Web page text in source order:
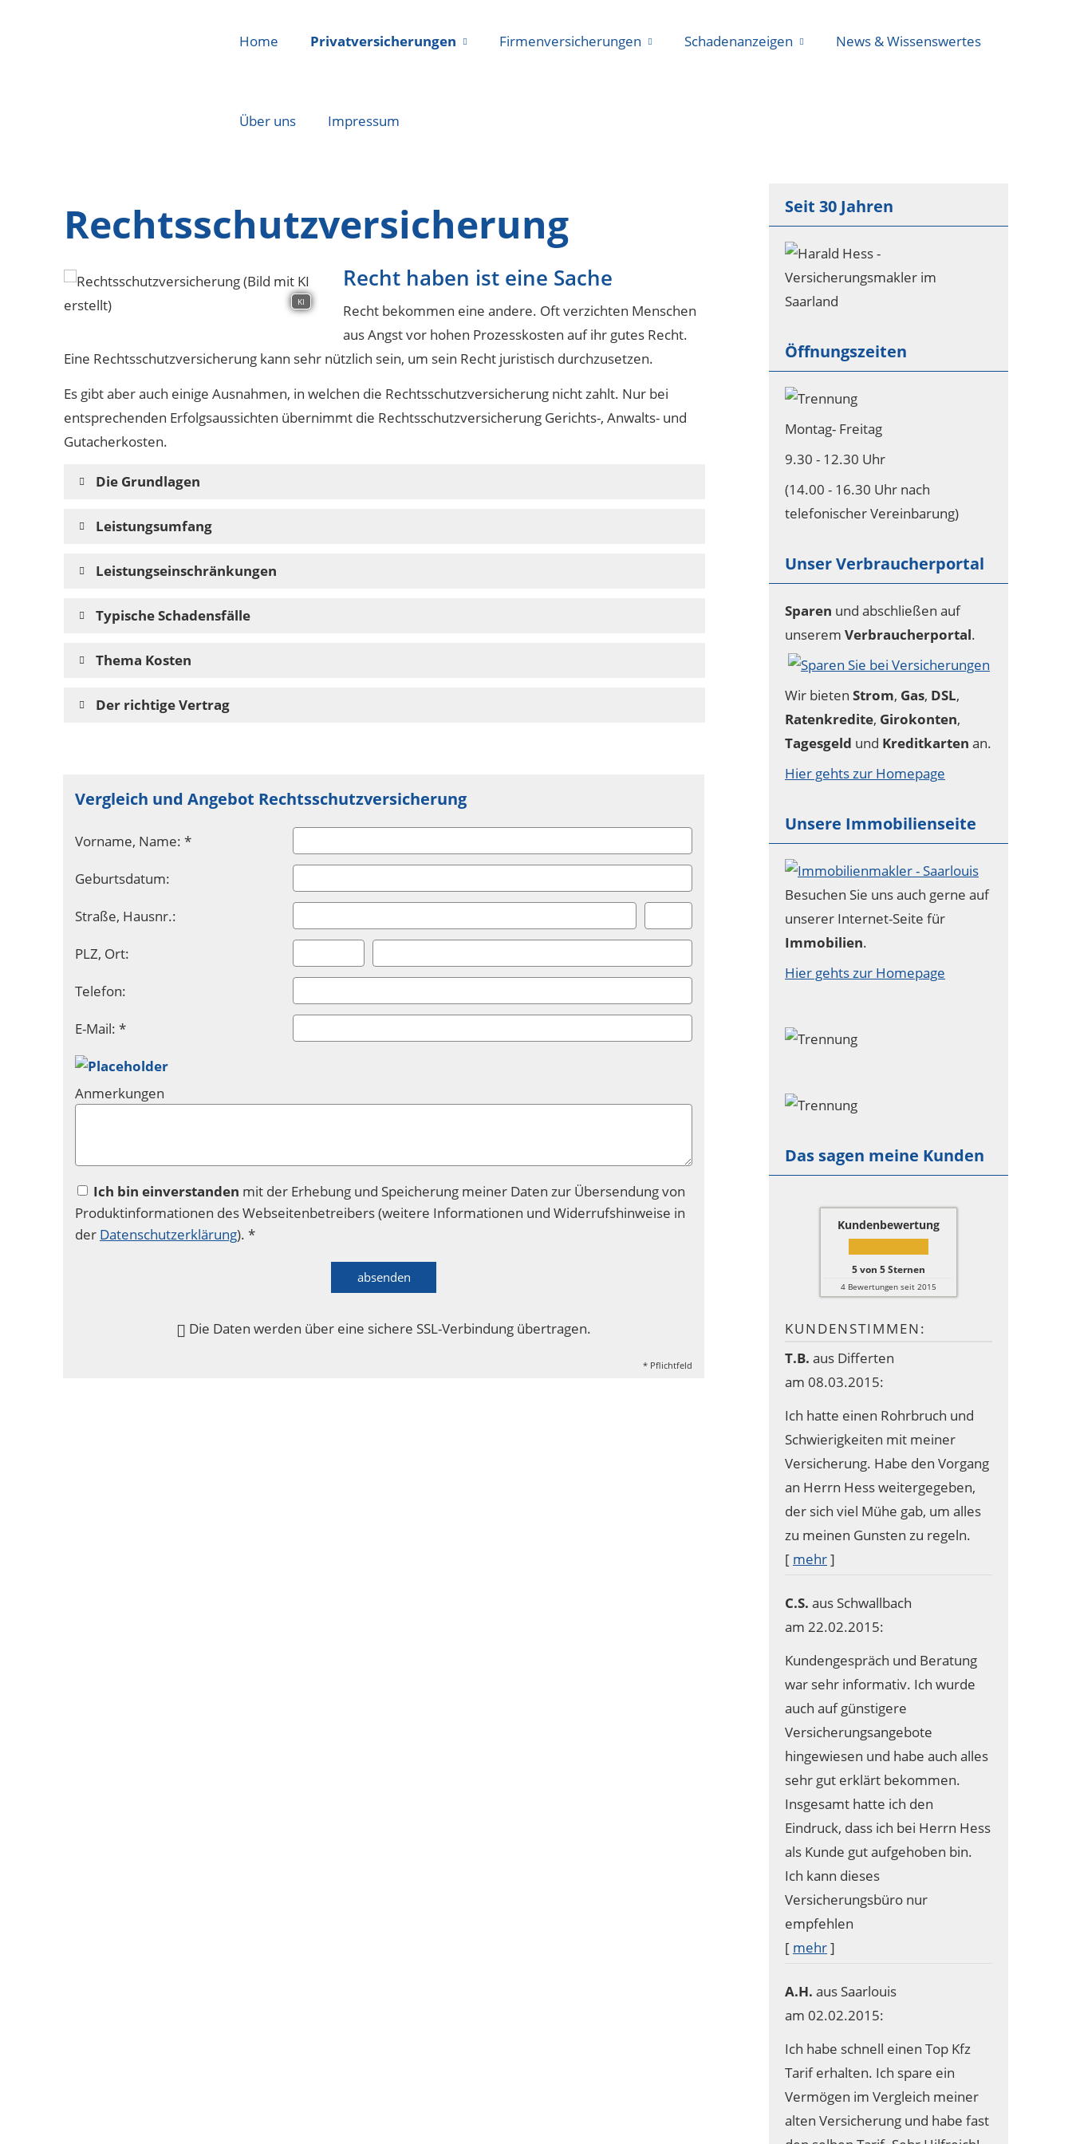
Home Privatversicherungen Firmenversicherungen Schadenanzeigen News & Wissenswertes
Über uns Impressum
Seit 30 Jahren
Öffnungszeiten
Montag- Freitag
9.30 - 12.30 Uhr
(14.00 - 16.30 Uhr nach
telefonischer Vereinbarung)
Unser Verbraucherportal
Sparen und abschließen auf
unserem Verbraucherportal.
Wir bieten Strom, Gas, DSL,
Ratenkredite, Girokonten,
Tagesgeld und Kreditkarten an.
Hier gehts zur Homepage
Unsere Immobilienseite
Besuchen Sie uns auch gerne auf
unserer Internet-Seite für
Immobilien.
Hier gehts zur Homepage
Das sagen meine Kunden
Kundenbewertung
5von 5Sternen
4 Bewertungen seit 2015
KUNDENSTIMMEN:
T.B. aus Differten
am 08.03.2015:
Ich hatte einen Rohrbruch und
Schwierigkeiten mit meiner
Versicherung. Habe den Vorgang
an Herrn Hess weitergegeben,
der sich viel Mühe gab, um alles
zu meinen Gunsten zu regeln.
[ mehr]
C.S. aus Schwallbach
am 22.02.2015:
Kundengespräch und Beratung
war sehr informativ. Ich wurde
auch auf günstigere
Versicherungsangebote
hingewiesen und habe auch alles
sehr gut erklärt bekommen.
Insgesamt hatte ich den
Eindruck, dass ich bei Herrn Hess
als Kunde gut aufgehoben bin.
Ich kann dieses
Versicherungsbüro nur
empfehlen
[ mehr]
A.H. aus Saarlouis
am 02.02.2015:
Ich habe schnell einen Top Kfz
Tarif erhalten. Ich spare ein
Vermögen im Vergleich meiner
alten Versicherung und habe fast
Rechtsschutzversicherung
KI
Recht haben ist eine Sache
Recht bekommen eine andere. Oft verzichten Menschen
aus Angst vor hohen Prozesskosten auf ihr gutes Recht.
Eine Rechtsschutzversicherung kann sehr nützlich sein, um sein Recht juristisch durchzusetzen.
Es gibt aber auch einige Ausnahmen, in welchen die Rechtsschutzversicherung nicht zahlt. Nur bei
entsprechenden Erfolgsaussichten übernimmt die Rechtsschutzversicherung Gerichts-, Anwalts- und
Gutacherkosten.
Die Grundlagen
Leistungsumfang
Leistungseinschränkungen
Typische Schadensfälle
Thema Kosten
Der richtige Vertrag
Vergleich und Angebot Rechtsschutzversicherung
Vorname, Name: *
Geburtsdatum:
Straße, Hausnr.:
PLZ, Ort:
Telefon:
E-Mail: *
Anmerkungen
Ich bin einverstanden mit der Erhebung und Speicherung meiner Daten zur Übersendung von
Produktinformationen des Webseitenbetreibers (weitere Informationen und Widerrufshinweise in
der Datenschutzerklärung). *
absenden
Die Daten werden über eine sichere SSL-Verbindung übertragen.
* Pflichtfeld